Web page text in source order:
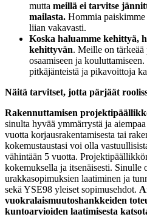
mutta meillä ei tarvitse
mailasta. Hommia paiskimme
liian vakavasti.
Koska haluamme kehittyä,
kehittyvän. Meille on tärkeää
osaamiseen ja
pitkäjänteistä ja pikavoittoja
Näitä tarvitset, jotta pärjäät
Rakennuttamisen
sinulta hyvää ymmärrystä ja
vuotta korjausrakentamisesta tai
kokemustaustasi voi olla
vähintään 5 vuotta.
kokemuksella ja itsenäisesti. Sinulle
urakkasopimuksien laatiminen ja
sekä YSE98 yleiset sopimusehdot.
vuokralaismuutoshankkeiden
kuntoarvioiden laatimisesta